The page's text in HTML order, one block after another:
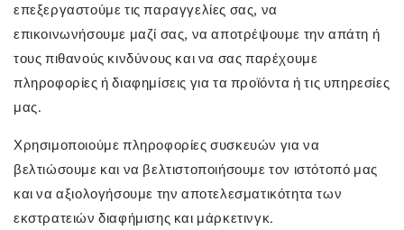
επεξεργαστούμε τις παραγγελίες σας, να
επικοινωνήσουμε μαζί σας, να αποτρέψουμε την απάτη ή
τους πιθανούς κινδύνους και να σας παρέχουμε
πληροφορίες ή διαφημίσεις για τα προϊόντα ή τις υπηρεσίες
μας.
Χρησιμοποιούμε πληροφορίες συσκευών για να
βελτιώσουμε και να βελτιστοποιήσουμε τον ιστότοπό μας
και να αξιολογήσουμε την αποτελεσματικότητα των
εκστρατειών διαφήμισης και μάρκετινγκ.